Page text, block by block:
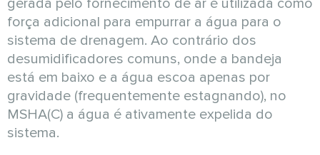
gerada pelo fornecimento de ar é utilizada como
força adicional para empurrar a água para o
sistema de drenagem. Ao contrário dos
desumidificadores comuns, onde a bandeja
está em baixo e a água escoa apenas por
gravidade (frequentemente estagnando), no
MSHA(C) a água é ativamente expelida do
sistema.